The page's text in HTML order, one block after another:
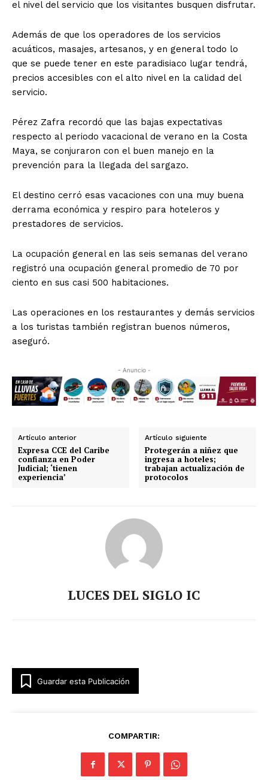
el nivel del servicio que los visitantes busquen disfrutar.
Además de que los operadores de los servicios
acuáticos, masajes, artesanos, y en general todo lo
que se puede tener en este paradisiaco lugar tendrá,
precios accesibles con el alto nivel en la calidad del
servicio.
Pérez Zafra recordó que las bajas expectativas
respecto al periodo vacacional de verano en la Costa
Maya, se conjuraron con el buen manejo en la
prevención para la llegada del sargazo.
El destino cerró esas vacaciones con una muy buena
derrama económica y respiro para hoteleros y
prestadores de servicios.
La ocupación general en las seis semanas del verano
registró una ocupación general promedio de 70 por
ciento en sus casi 500 habitaciones.
Las operaciones en los restaurantes y demás servicios
a los turistas también registran buenos números,
aseguró.
- Anuncio -
Artículo anterior
Expresa CCE del Caribe
confianza en Poder
Judicial; ‘tienen
experiencia’
Artículo siguiente
Protegerán a niñez que
ingresa a hoteles;
trabajan actualización de
protocolos
LUCES DEL SIGLO IC
Guardar esta Publicación
COMPARTIR: